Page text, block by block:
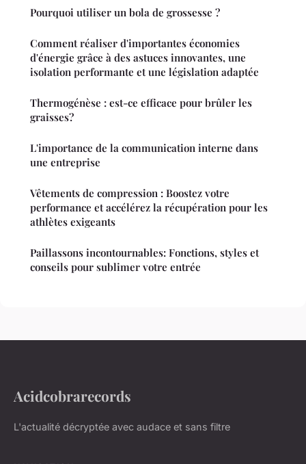
Pourquoi utiliser un bola de grossesse ?
Comment réaliser d'importantes économies
d'énergie grâce à des astuces innovantes, une
isolation performante et une législation adaptée
Thermogénèse : est-ce efficace pour brûler les
graisses?
L'importance de la communication interne dans
une entreprise
Vêtements de compression : Boostez votre
performance et accélérez la récupération pour les
athlètes exigeants
Paillassons incontournables: Fonctions, styles et
conseils pour sublimer votre entrée
Acidcobrarecords
L'actualité décryptée avec audace et sans filtre